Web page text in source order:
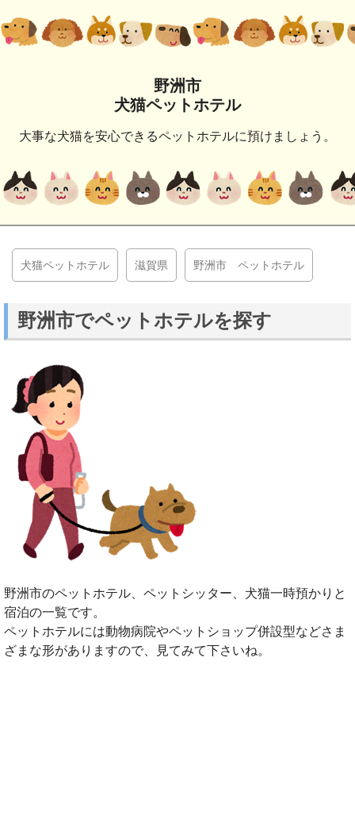
野洲市
犬猫ペットホテル
大事な犬猫を安心できるペットホテルに預けましょう。
犬猫ペットホテル 滋賀県 野洲市 ペットホテル
野洲市でペットホテルを探す
野洲市のペットホテル、ペットシッター、犬猫一時預かりと
宿泊の一覧です。
ペットホテルには動物病院やペットショップ併設型などさま
ざまな形がありますので、見てみて下さいね。